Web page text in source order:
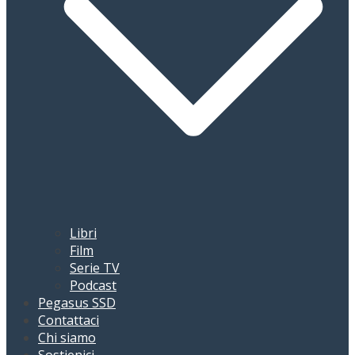
Libri
Film
Serie TV
Podcast
Pegasus SSD
Contattaci
Chi siamo